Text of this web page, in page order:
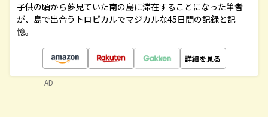
子供の頃から夢見ていた南の島に滞在することになった筆者
が、島で出合うトロピカルでマジカルな45日間の記録と記
憶。
詳細を見る
AD